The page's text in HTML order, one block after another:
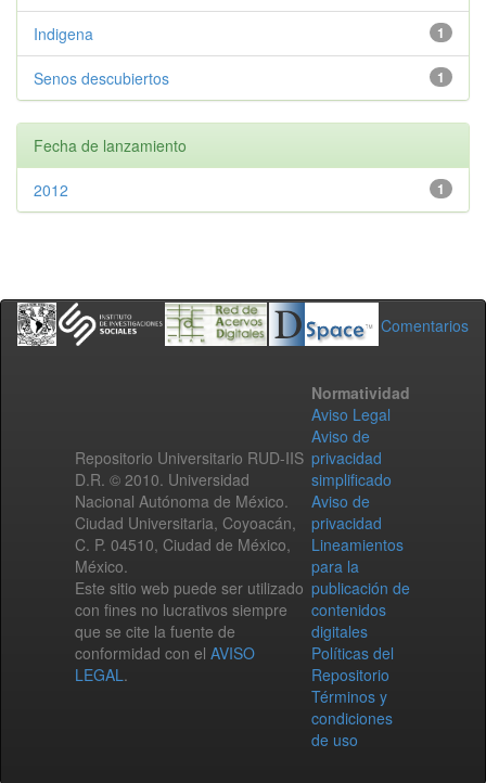
1
Indigena
1
Senos descubiertos
Fecha de lanzamiento
1
2012
Comentarios
Repositorio Universitario RUD-IIS
D.R. © 2010. Universidad
Nacional Autónoma de México.
Ciudad Universitaria, Coyoacán,
C. P. 04510, Ciudad de México,
México.
Este sitio web puede ser utilizado
con fines no lucrativos siempre
que se cite la fuente de
conformidad con el AVISO
LEGAL.
Normatividad
Aviso Legal
Aviso de
privacidad
simplificado
Aviso de
privacidad
Lineamientos
para la
publicación de
contenidos
digitales
Políticas del
Repositorio
Términos y
condiciones
de uso